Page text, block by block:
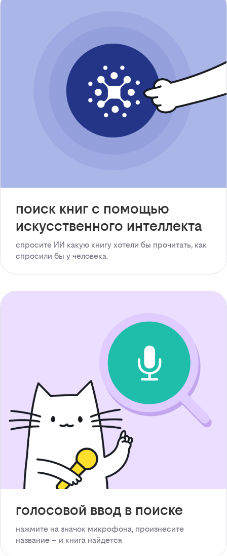
поиск книг с помощью
искусственного интеллекта
спросите ИИ какую книгу хотели бы прочитать, как
спросили бы у человека.
голосовой ввод в поиске
нажмите на значок микрофона, произнесите
название – и книга найдется